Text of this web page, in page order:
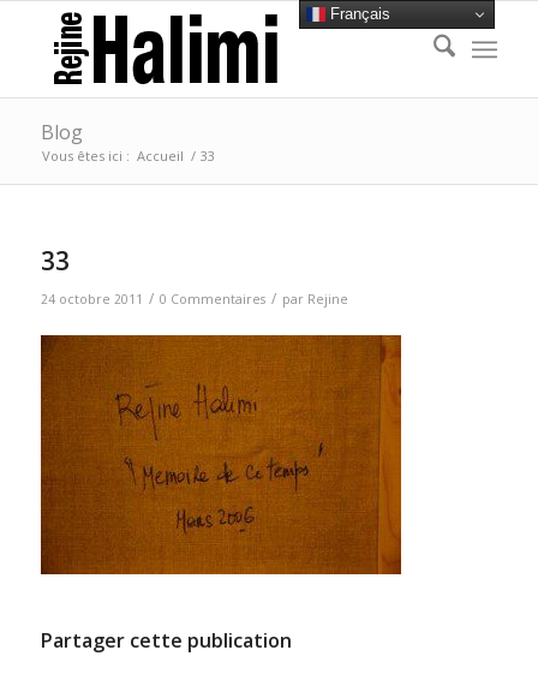
Blog
Vous êtes ici : Accueil / 33
33
24 octobre 2011 / 0 Commentaires / par Rejine
Partager cette publication
Français